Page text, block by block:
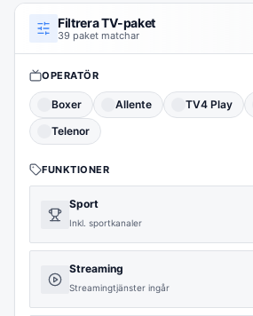
Filtrera TV-paket
39 paket matchar
OPERATÖR
Boxer Allente TV4 Play
Telenor
FUNKTIONER
Sport
Inkl. sportkanaler
Streaming
Streamingtjänster ingår